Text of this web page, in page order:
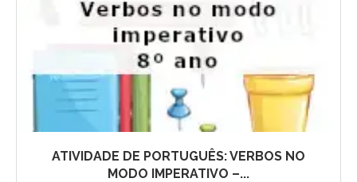
ATIVIDADE DE PORTUGUÊS: VERBOS NO
MODO IMPERATIVO –...